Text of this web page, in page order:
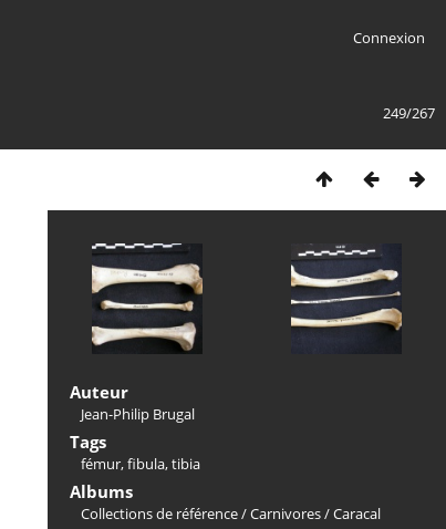
Connexion
249/267
Auteur
Jean-Philip Brugal
Tags
fémur,fibula,tibia
Albums
Collections de référence/Carnivores/Caracal